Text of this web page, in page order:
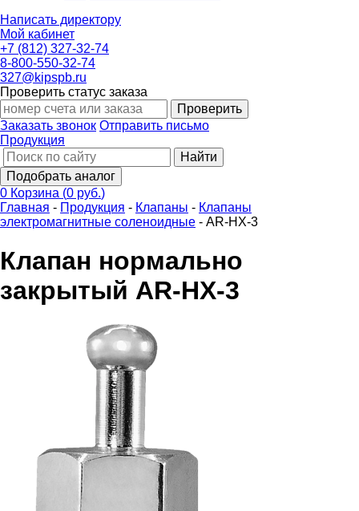
Написать директору
Мой кабинет
+7 (812) 327-32-74
8-800-550-32-74
327@kipspb.ru
Проверить статус заказа
Проверить
Заказать звонок Отправить письмо
Продукция
Найти
Подобрать аналог
0 Корзина (0 руб.)
Главная - Продукция - Клапаны - Клапаны
электромагнитные соленоидные - AR-HX-3
Клапан нормально
закрытый AR-HX-3